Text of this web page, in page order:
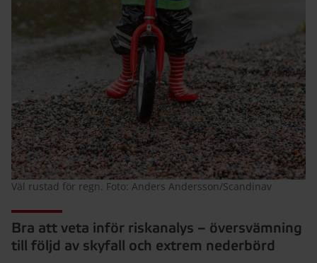
Väl rustad för regn. Foto: Anders Andersson/Scandinav
Bra att veta inför riskanalys – översvämning
till följd av skyfall och extrem nederbörd